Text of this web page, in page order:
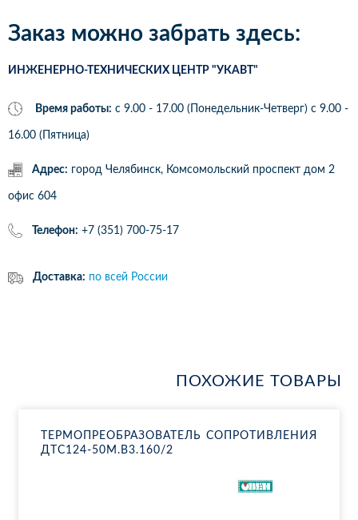
Заказ можно забрать здесь:
ИНЖЕНЕРНО-ТЕХНИЧЕСКИХ ЦЕНТР "УКАВТ"
Время работы: с 9.00 - 17.00 (Понедельник-Четверг) c 9.00 -
16.00 (Пятница)
Адрес: город Челябинск, Комсомольский проспект дом 2
офис 604
Телефон: +7 (351) 700-75-17
Доставка: по всей России
ПОХОЖИЕ ТОВАРЫ
ТЕР­МО­ПРЕ­ОБ­РА­ЗО­ВА­ТЕЛЬ СО­ПРО­ТИВ­ЛЕ­НИЯ
ДТ­С124-50М.В3.160/2